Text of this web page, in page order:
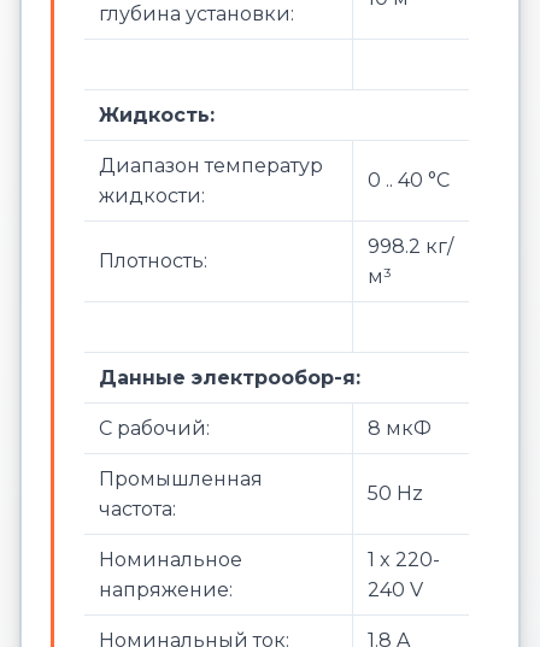
глубина установки:
Жидкость:
Диапазон температур
жидкости:
0 .. 40 °C
Плотность:
998.2 кг/
м³
Данные электрообор-я:
C рабочий: 8 мкФ
Промышленная
частота:
50 Hz
Номинальное
напряжение:
1 x 220-
240 V
Номинальный ток: 1.8 A